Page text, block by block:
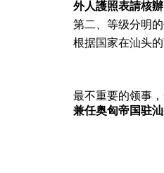
外人護照表請核辦
第二、等级分明
根据国家在汕头
最不重要的领事
兼任奥匈帝国驻汕